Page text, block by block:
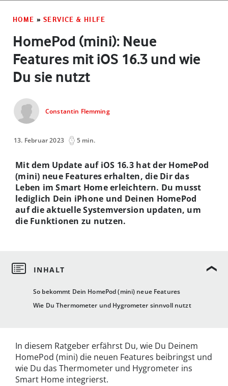
HOME » SERVICE & HILFE
HomePod (mini): Neue
Features mit iOS 16.3 und wie
Du sie nutzt
Constantin Flemming
13. Februar 2023 5 min.
So bekommt Dein HomePod (mini) neue Features
Wie Du Thermometer und Hygrometer sinnvoll nutzt
Mit dem Update auf iOS 16.3 hat der HomePod
(mini) neue Features erhalten, die Dir das
Leben im Smart Home erleichtern. Du musst
lediglich Dein iPhone und Deinen HomePod
auf die aktuelle Systemversion updaten, um
die Funktionen zu nutzen.
In diesem Ratgeber erfährst Du, wie Du Deinem
HomePod (mini) die neuen Features beibringst und
wie Du das Thermometer und Hygrometer ins
Smart Home integrierst.